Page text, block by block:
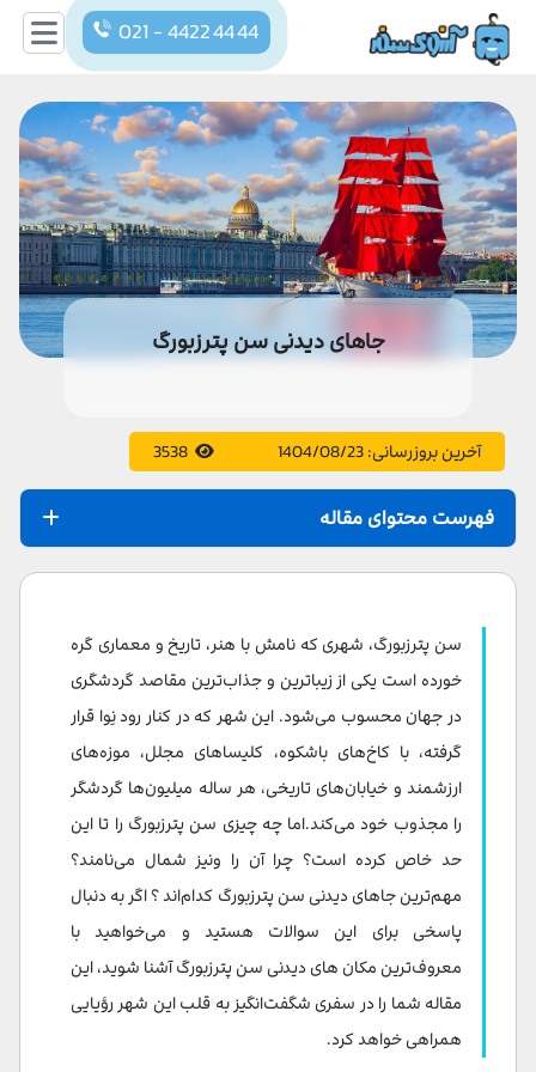
021 - 4422 44 44
جاهای دیدنی سن پترزبورگ
آخرین بروزرسانی:1404/08/23
فهرست محتوای مقاله
موزه ارمیتاژ
کاخ یوسوپوف
باغ تابستانی
کاخ پترهوف
کاخ کاترین
کلیسای سنت ایزاک
کلیسای ناجی غرق در خون
کلیسای کازان
سن پترزبورگ، شهری که نامش با هنر، تاریخ و معماری گره
خورده است یکی از زیباترین و جذاب‌ترین مقاصد گردشگری
در جهان محسوب می‌شود. این شهر که در کنار رود نِوا قرار
گرفته، با کاخ‌های باشکوه، کلیساهای مجلل، موزه‌های
ارزشمند و خیابان‌های تاریخی، هر ساله میلیون‌ها گردشگر
را مجذوب خود می‌کند.اما چه چیزی سن پترزبورگ را تا این
حد خاص کرده است؟ چرا آن را ونیز شمال می‌نامند؟
مهم‌ترین جاهای دیدنی سن پترزبورگ کدام‌اند ؟ اگر به دنبال
پاسخی برای این سوالات هستید و می‌خواهید با
معروف‌ترین مکان های دیدنی سن پترزبورگ آشنا شوید، این
مقاله شما را در سفری شگفت‌انگیز به قلب این شهر رؤیایی
همراهی خواهد کرد.